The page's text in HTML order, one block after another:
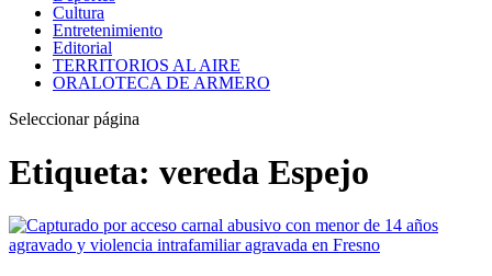
Cultura
Entretenimiento
Editorial
TERRITORIOS AL AIRE
ORALOTECA DE ARMERO
Seleccionar página
Etiqueta: vereda Espejo